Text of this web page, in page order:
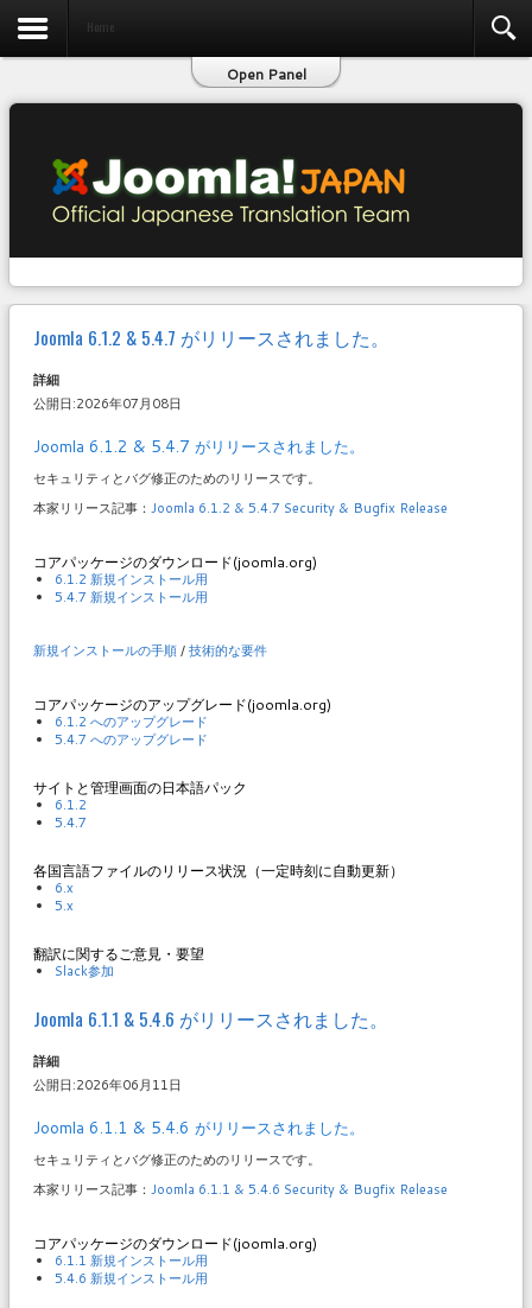
Home
Open Panel
Joomla 6.1.2 & 5.4.7 がリリースされました。
詳細
公開日:2026年07月08日
Joomla 6.1.2 & 5.4.7 がリリースされました。
セキュリティとバグ修正のためのリリースです。
本家リリース記事： Joomla 6.1.2 & 5.4.7 Security & Bugfix Release
コアパッケージのダウンロード(joomla.org)
6.1.2 新規インストール用
5.4.7 新規インストール用
新規インストールの手順/技術的な要件
コアパッケージのアップグレード(joomla.org)
6.1.2 へのアップグレード
5.4.7 へのアップグレード
サイトと管理画面の日本語パック
6.1.2
5.4.7
各国言語ファイルのリリース状況（一定時刻に自動更新）
6.x
5.x
翻訳に関するご意見・要望
Slack参加
Joomla 6.1.1 & 5.4.6 がリリースされました。
詳細
公開日:2026年06月11日
Joomla 6.1.1 & 5.4.6 がリリースされました。
セキュリティとバグ修正のためのリリースです。
本家リリース記事： Joomla 6.1.1 & 5.4.6 Security & Bugfix Release
コアパッケージのダウンロード(joomla.org)
6.1.1 新規インストール用
5.4.6 新規インストール用